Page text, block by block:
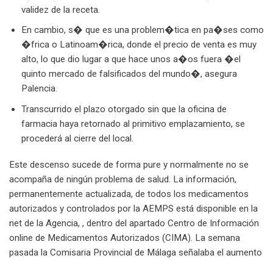
validez de la receta.
En cambio, s� que es una problem�tica en pa�ses como
�frica o Latinoam�rica, donde el precio de venta es muy
alto, lo que dio lugar a que hace unos a�os fuera �el
quinto mercado de falsificados del mundo�, asegura
Palencia.
Transcurrido el plazo otorgado sin que la oficina de
farmacia haya retornado al primitivo emplazamiento, se
procederá al cierre del local.
Este descenso sucede de forma pure y normalmente no se
acompaña de ningún problema de salud. La información,
permanentemente actualizada, de todos los medicamentos
autorizados y controlados por la AEMPS está disponible en la
net de la Agencia, , dentro del apartado Centro de Información
online de Medicamentos Autorizados (CIMA). La semana
pasada la Comisaria Provincial de Málaga señalaba el aumento